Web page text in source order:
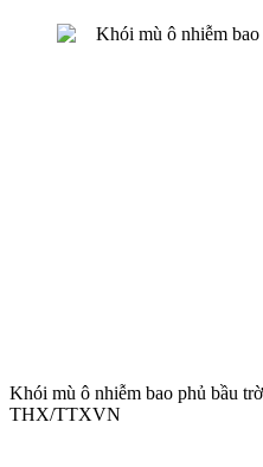
Khói mù ô nhiễm bao phủ bầu
THX/TTXVN